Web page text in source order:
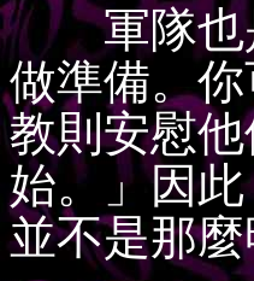
軍隊也是
做準備。
教則安慰
始。」因
並不是那